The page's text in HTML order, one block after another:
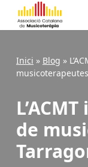
to
content
Inici » Blog »
de